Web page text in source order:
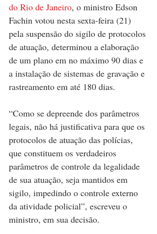
do Rio de Janeiro, o ministro Edson
Fachin votou nesta sexta-feira (21)
pela suspensão do sigilo de protocolos
de atuação, determinou a elaboração
de um plano em no máximo 90 dias e
a instalação de sistemas de gravação e
rastreamento em até 180 dias.
“Como se depreende dos parâmetros
legais, não há justificativa para que os
protocolos de atuação das polícias,
que constituem os verdadeiros
parâmetros de controle da legalidade
de sua atuação, seja mantidos em
sigilo, impedindo o controle externo
da atividade policial”, escreveu o
ministro, em sua decisão.